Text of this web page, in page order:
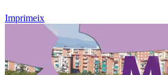
Imprimeix